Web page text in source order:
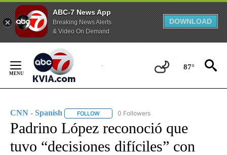
ABC-7 News App
Breaking News Alerts
& Video On Demand
DOWNLOAD
Content
87°
CNN - Spanish FOLLOW FOLLOW "CNN - SPANISH" TO RECEIVE
0 Followers
Padrino López reconoció que
tuvo “decisiones difíciles” con